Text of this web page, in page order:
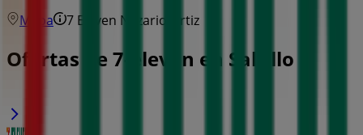
Mapa
7 Eleven Nazario Ortiz
Ofertas de 7-eleven en Saltillo